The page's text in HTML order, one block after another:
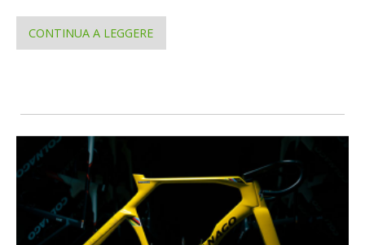
CONTINUA A LEGGERE